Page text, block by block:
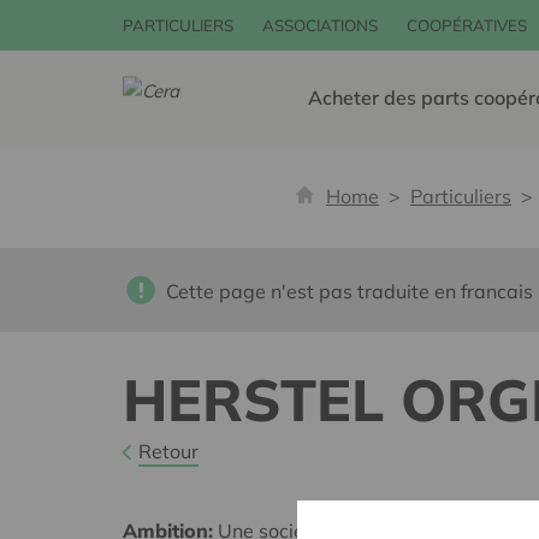
PARTICULIERS ASSOCIATIONS COOPÉRATIVES
Acheter des parts
Home Particuliers
Cette page n'est pas traduite en francais
HERSTEL
Retour
Ambition: Une société solidaire et